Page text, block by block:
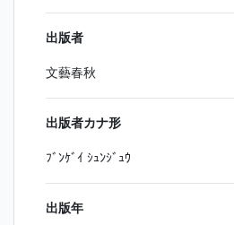
出版者
文藝春秋
出版者カナ形
ﾌﾞﾝｹﾞｲ ｼｭﾝｼﾞｭｳ
出版年